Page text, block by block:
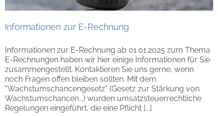
Informationen zur E-Rechnung
Informationen zur E-Rechnung ab 01.01.2025 zum Thema
E-Rechnungen haben wir hier einige Informationen für Sie
zusammengestellt. Kontaktieren Sie uns gerne, wenn
noch Fragen offen bleiben sollten. Mit dem
"Wachstumschancengesetz" (Gesetz zur Stärkung von
Wachstumschancen...) wurden umsatzsteuerrechtliche
Regelungen eingeführt, die eine Pflicht [...]